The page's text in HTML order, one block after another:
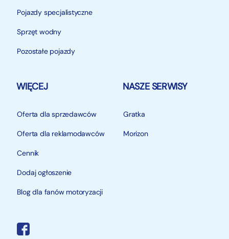
Pojazdy specjalistyczne
Sprzęt wodny
Pozostałe pojazdy
WIĘCEJ
Oferta dla sprzedawców
Oferta dla reklamodawców
Cennik
Dodaj ogłoszenie
Blog dla fanów motoryzacji
NASZE SERWISY
Gratka
Morizon